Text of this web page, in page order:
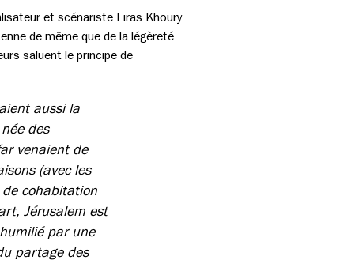
et scénariste Firas Khoury
de même que de la légèreté
saluent le principe de
aussi la
des
venaient de
(avec les
de cohabitation
Jérusalem est
par une
partage des